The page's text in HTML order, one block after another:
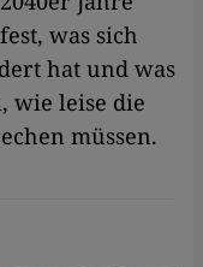
was sich
hat und was
wie leise die
müssen.